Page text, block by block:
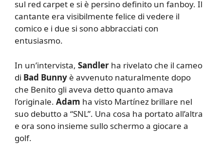
sul red carpet e si è persino definito un fanboy. Il
cantante era visibilmente felice di vedere il
comico e i due si sono abbracciati con
entusiasmo.
In un’intervista, Sandler ha rivelato che il cameo
di Bad Bunny è avvenuto naturalmente dopo
che Benito gli aveva detto quanto amava
l’originale. Adam ha visto Martínez brillare nel
suo debutto a “SNL”. Una cosa ha portato all’altra
e ora sono insieme sullo schermo a giocare a
golf.